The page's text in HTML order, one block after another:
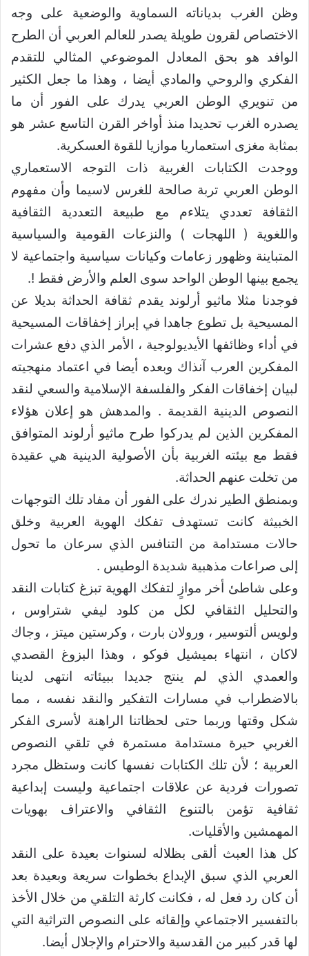
وظن الغرب بدياناته السماوية والوضعية على وجه
الاختصاص لقرون طويلة يصدر للعالم العربي أن الطرح
الوافد هو بحق المعادل الموضوعي المثالي للتقدم
الفكري والروحي والمادي أيضا ، وهذا ما جعل الكثير
من تنويري الوطن العربي يدرك على الفور أن ما
يصدره الغرب تحديدا منذ أواخر القرن التاسع عشر هو
بمثابة مغزى استعماريا موازيا للقوة العسكرية.
ووجدت الكتابات الغربية ذات التوجه الاستعماري
الوطن العربي تربة صالحة للغرس لاسيما وأن مفهوم
الثقافة تعددي يتلاءم مع طبيعة التعددية الثقافية
واللغوية ( اللهجات ) والنزعات القومية والسياسية
المتباينة وظهور زعامات وكيانات سياسية واجتماعية لا
يجمع بينها الوطن الواحد سوى العلم والأرض فقط !.
فوجدنا مثلا ماثيو أرلوند يقدم ثقافة الحداثة بديلا عن
المسيحية بل تطوع جاهدا في إبراز إخفاقات المسيحية
في أداء وظائفها الأيديولوجية ، الأمر الذي دفع عشرات
المفكرين العرب آنذاك وبعده أيضا في اعتماد منهجيته
لبيان إخفاقات الفكر والفلسفة الإسلامية والسعي لنقد
النصوص الدينية القديمة . والمدهش هو إعلان هؤلاء
المفكرين الذين لم يدركوا طرح ماثيو أرلوند المتوافق
فقط مع بيئته الغربية بأن الأصولية الدينية هي عقيدة
من تخلت عنهم الحداثة.
وبمنطق الطير ندرك على الفور أن مفاد تلك التوجهات
الخبيثة كانت تستهدف تفكك الهوية العربية وخلق
حالات مستدامة من التنافس الذي سرعان ما تحول
إلى صراعات مذهبية شديدة الوطيس .
وعلى شاطئ أخر موازٍ لتفكك الهوية تبزغ كتابات النقد
والتحليل الثقافي لكل من كلود ليفي شتراوس ،
ولويس ألتوسير ، ورولان بارت ، وكرستين ميتز ، وجاك
لاكان ، انتهاء بميشيل فوكو ، وهذا البزوغ القصدي
والعمدي الذي لم ينتج جديدا ببيئاته انتهى لدينا
بالاضطراب في مسارات التفكير والنقد نفسه ، مما
شكل وقتها وربما حتى لحظاتنا الراهنة لأسرى الفكر
الغربي حيرة مستدامة مستمرة في تلقي النصوص
العربية ؛ لأن تلك الكتابات نفسها كانت وستظل مجرد
تصورات فردية عن علاقات اجتماعية وليست إبداعية
ثقافية تؤمن بالتنوع الثقافي والاعتراف بهويات
المهمشين والأقليات.
كل هذا العبث ألقى بظلاله لسنوات بعيدة على النقد
العربي الذي سبق الإبداع بخطوات سريعة وبعيدة بعد
أن كان رد فعل له ، فكانت كارثة التلقي من خلال الأخذ
بالتفسير الاجتماعي وإلقائه على النصوص التراثية التي
لها قدر كبير من القدسية والاحترام والإجلال أيضا.